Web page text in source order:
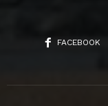
FACEBOOK